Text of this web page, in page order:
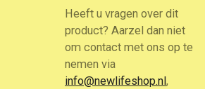
Heeft u vragen over dit
product? Aarzel dan niet
om contact met ons op te
nemen via
info@newlifeshop.nl ,